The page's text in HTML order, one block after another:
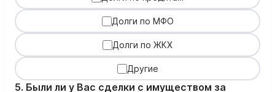
Долги по МФО
Долги по ЖКХ
Другие
5. Были ли у Вас сделки с имуществом за